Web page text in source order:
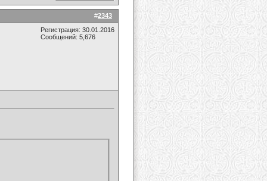
#2343
Регистрация: 30.01.2016
Сообщений: 5,676